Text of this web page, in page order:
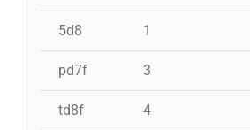
5d8 1
pd7f 3
td8f 4